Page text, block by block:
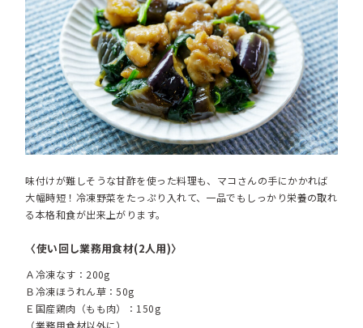
味付けが難しそうな甘酢を使った料理も、マコさんの手にかかれば
大幅時短！冷凍野菜をたっぷり入れて、一品でもしっかり栄養の取れ
る本格和食が出来上がります。
〈使い回し業務用食材(2人用)〉
Ａ冷凍なす：200g
Ｂ冷凍ほうれん草：50g
Ｅ国産鶏肉（もも肉）：150g
（業務用食材以外に）